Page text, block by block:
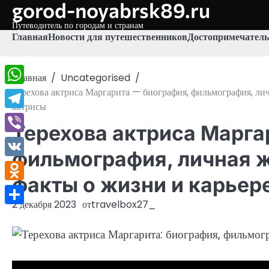
Перейти
содержимому
gorod-noyabrsk89.ru
Путеводитель по городам и странам
ГлавнаяНовости для путешественников
Главная
Uncategorised
Терехова актриса Маргарита — биография, фильмография,
актрисы
Терехова актриса
фильмография, личная
факты о жизни и
2 декабря 2023 отtravelbox27_
WhatsApp
Telegram
Viber
VK
Odnoklassniki
Отправить